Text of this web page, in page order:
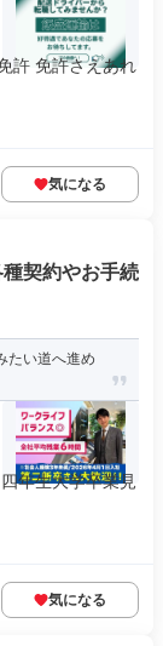
許 免許さえあれ
気になる
契約やお手続
たい道へ進め
年生大学卒業見
気になる